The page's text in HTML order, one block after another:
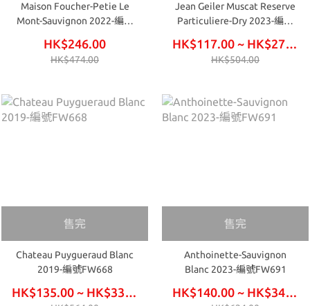
Maison Foucher-Petie Le
Mont-Sauvignon 2022-編號
HK$246.00
HK$474.00
Jean Geiler Muscat Reserve
Particuliere-Dry 2023-編號
HK$117.00 ~ HK$276.00
HK$504.00
售完
Chateau Puygueraud Blanc
2019-編號FW668
HK$135.00 ~ HK$330.00
售完
Anthoinette-Sauvignon
Blanc 2023-編號FW691
HK$140.00 ~ HK$345.00